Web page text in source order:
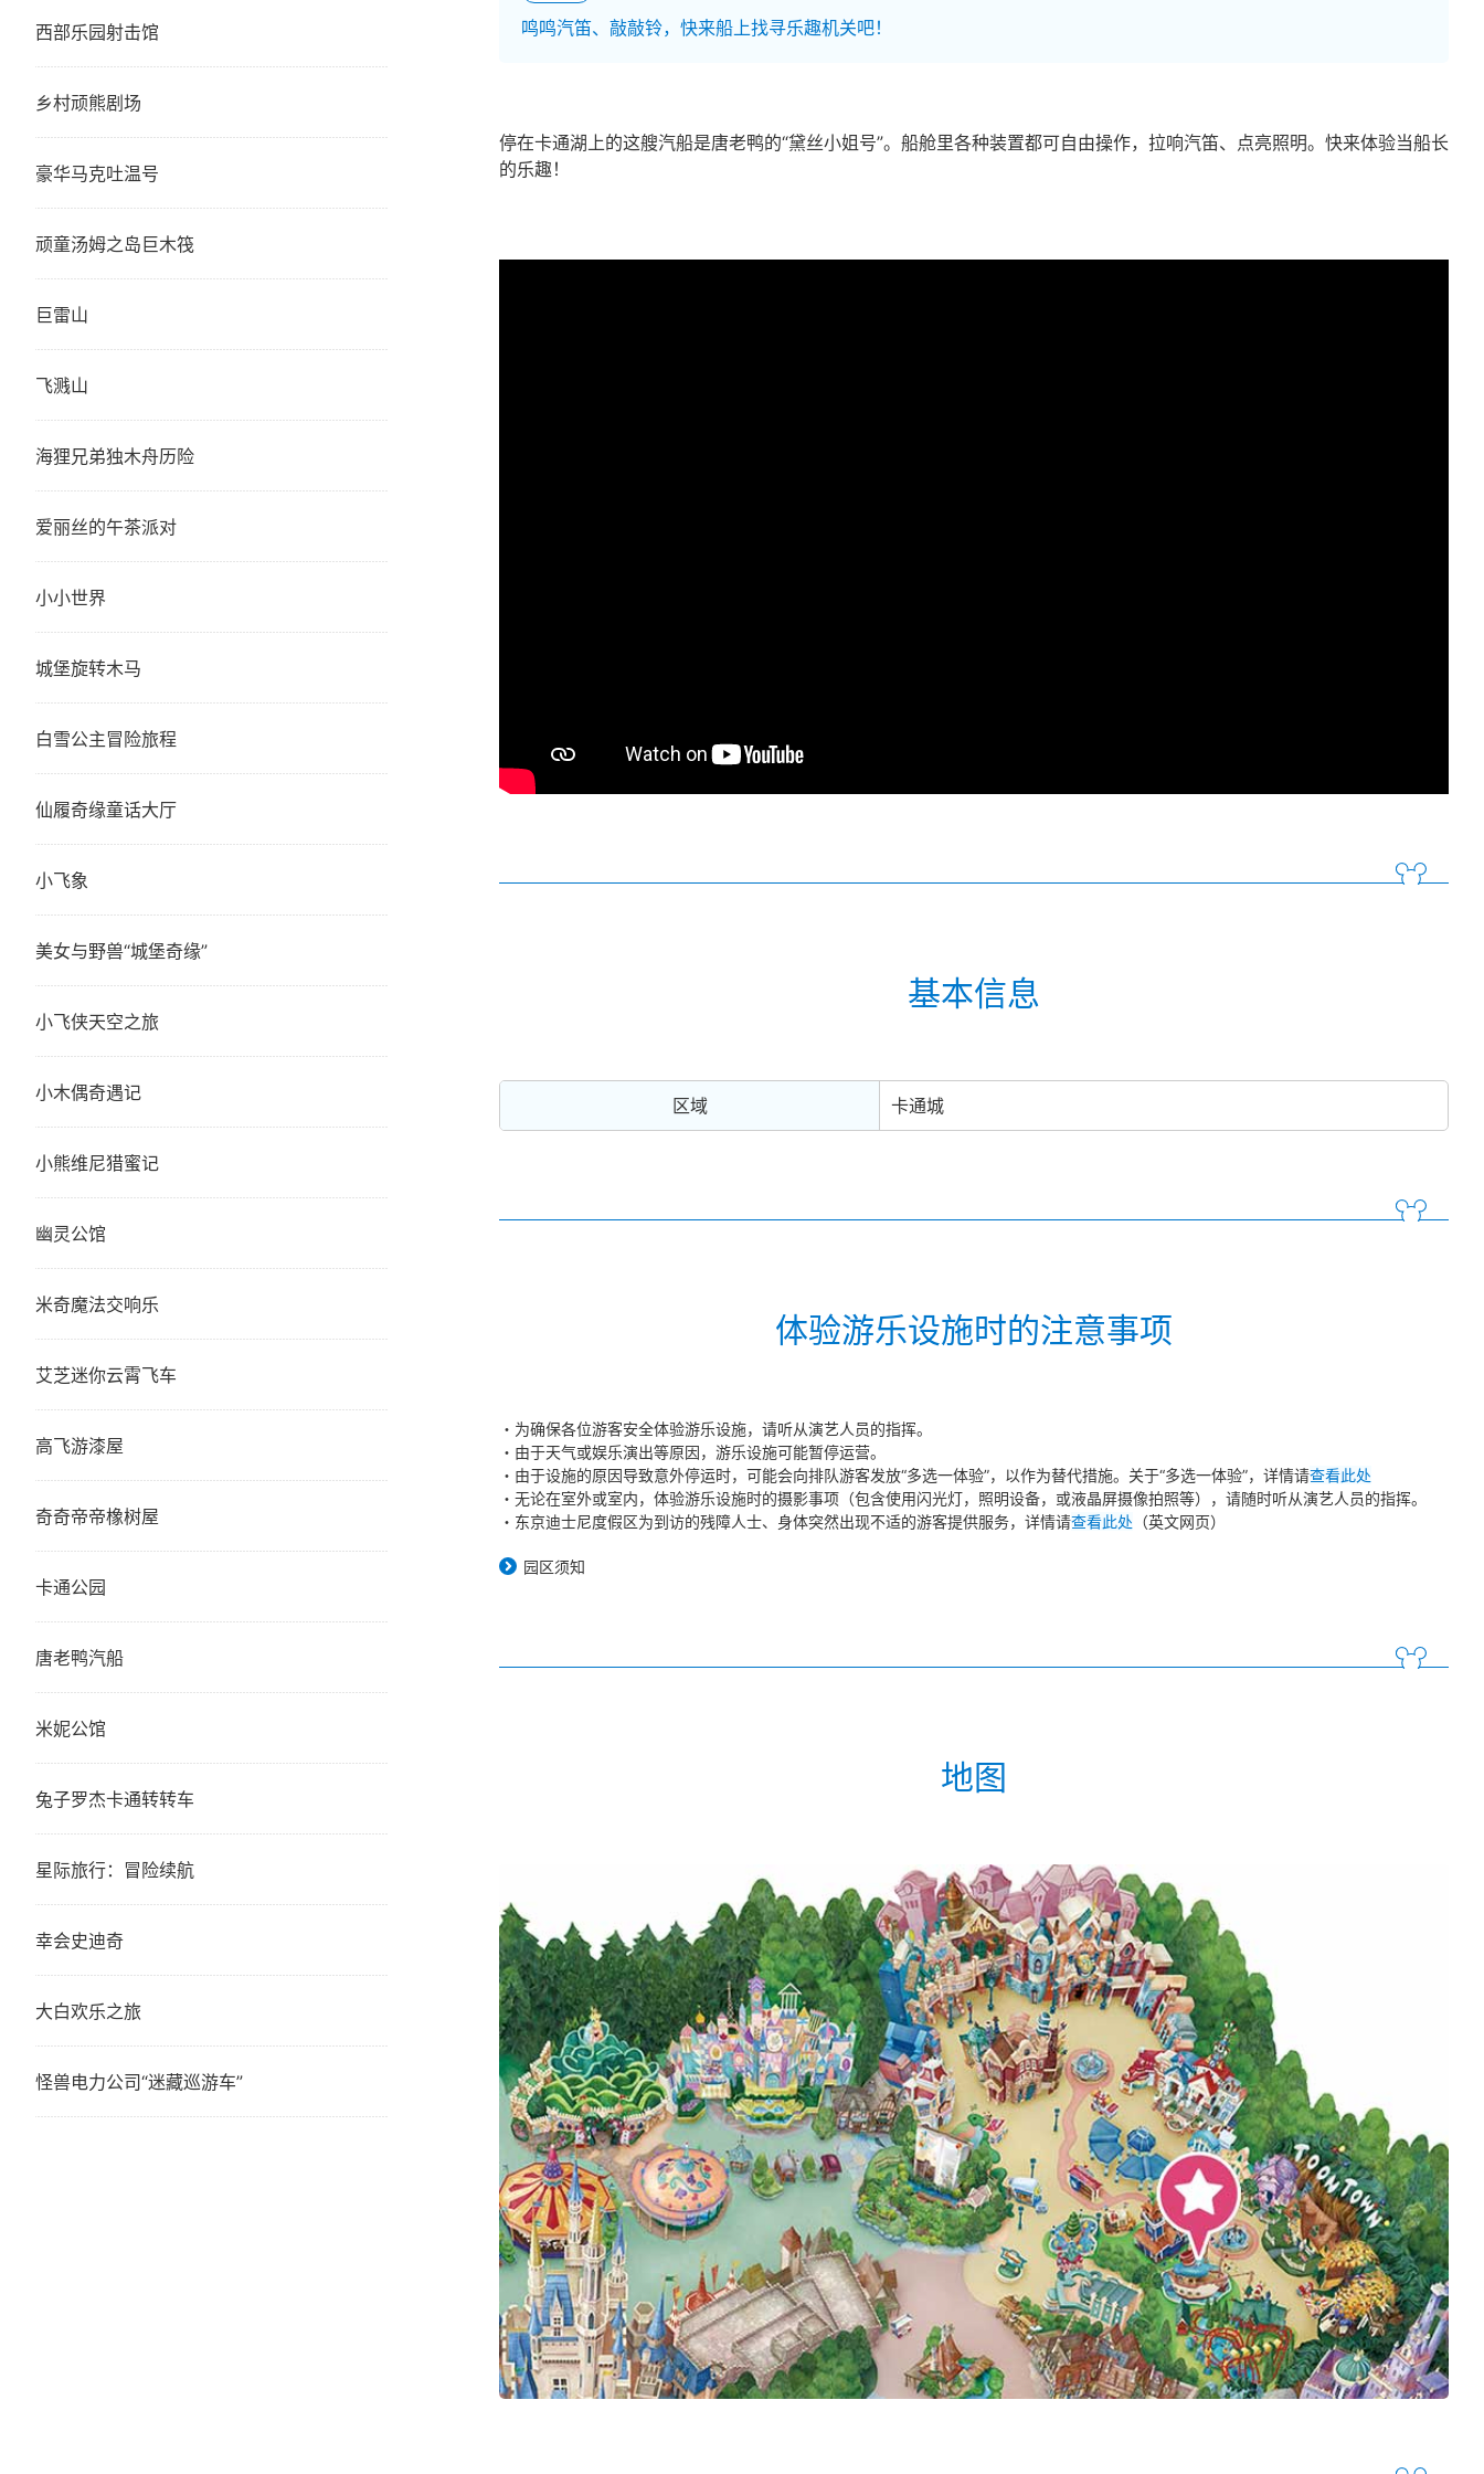
鸣鸣汽笛、敲敲铃，快来船上找寻乐趣机关吧！
停在卡通湖上的这艘汽船是唐老鸭的“黛丝小姐号”。船舱里各种装置都可自由操作，拉响汽笛、点亮照明。快来体验当船长
的乐趣！
基本信息
区域 卡通城
体验游乐设施时的注意事项
为确保各位游客安全体验游乐设施，请听从演艺人员的指挥。
由于天气或娱乐演出等原因，游乐设施可能暂停运营。
由于设施的原因导致意外停运时，可能会向排队游客发放“多选一体验”，以作为替代措施。关于“多选一体验”，详情请查看此处
无论在室外或室内，体验游乐设施时的摄影事项（包含使用闪光灯，照明设备，或液晶屏摄像拍照等），请随时听从演艺人员的指挥。
东京迪士尼度假区为到访的残障人士、身体突然出现不适的游客提供服务，详情请查看此处 （英文网页）
园区须知
地图
西部乐园射击馆
乡村顽熊剧场
豪华马克吐温号
顽童汤姆之岛巨木筏
巨雷山
飞溅山
海狸兄弟独木舟历险
爱丽丝的午茶派对
小小世界
城堡旋转木马
白雪公主冒险旅程
仙履奇缘童话大厅
小飞象
美女与野兽“城堡奇缘”
小飞侠天空之旅
小木偶奇遇记
小熊维尼猎蜜记
幽灵公馆
米奇魔法交响乐
艾芝迷你云霄飞车
高飞游漆屋
奇奇帝帝橡树屋
卡通公园
唐老鸭汽船
米妮公馆
兔子罗杰卡通转转车
星际旅行：冒险续航
幸会史迪奇
大白欢乐之旅
怪兽电力公司“迷藏巡游车”